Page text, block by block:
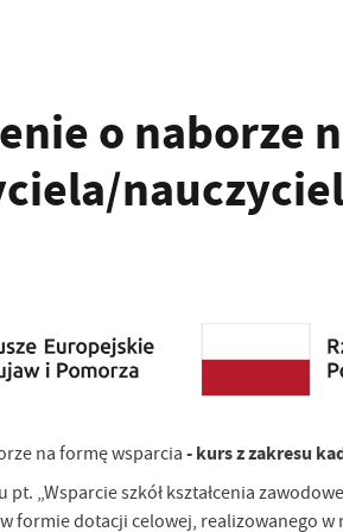
o naborze
na formę wsparcia- kurs z zakresu
„Wsparcie szkół kształcenia
formie dotacji celowej, realizowanego w